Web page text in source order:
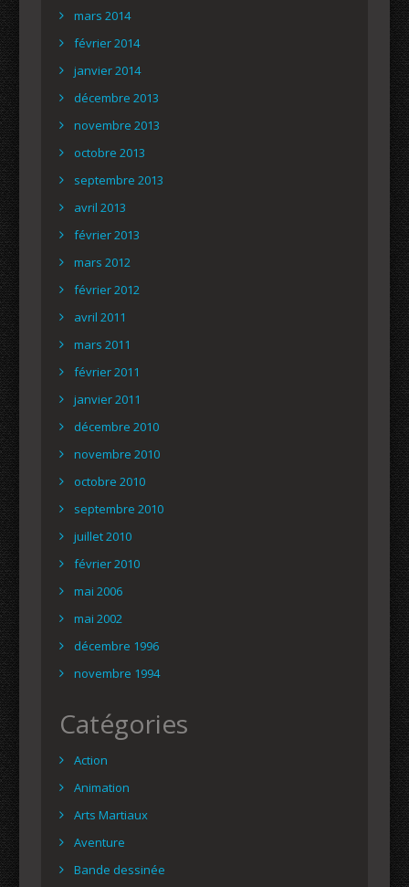
mars 2014
février 2014
janvier 2014
décembre 2013
novembre 2013
octobre 2013
septembre 2013
avril 2013
février 2013
mars 2012
février 2012
avril 2011
mars 2011
février 2011
janvier 2011
décembre 2010
novembre 2010
octobre 2010
septembre 2010
juillet 2010
février 2010
mai 2006
mai 2002
décembre 1996
novembre 1994
Catégories
Action
Animation
Arts Martiaux
Aventure
Bande dessinée